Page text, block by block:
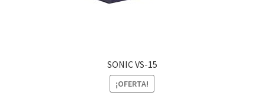
SONIC VS-15
¡OFERTA!